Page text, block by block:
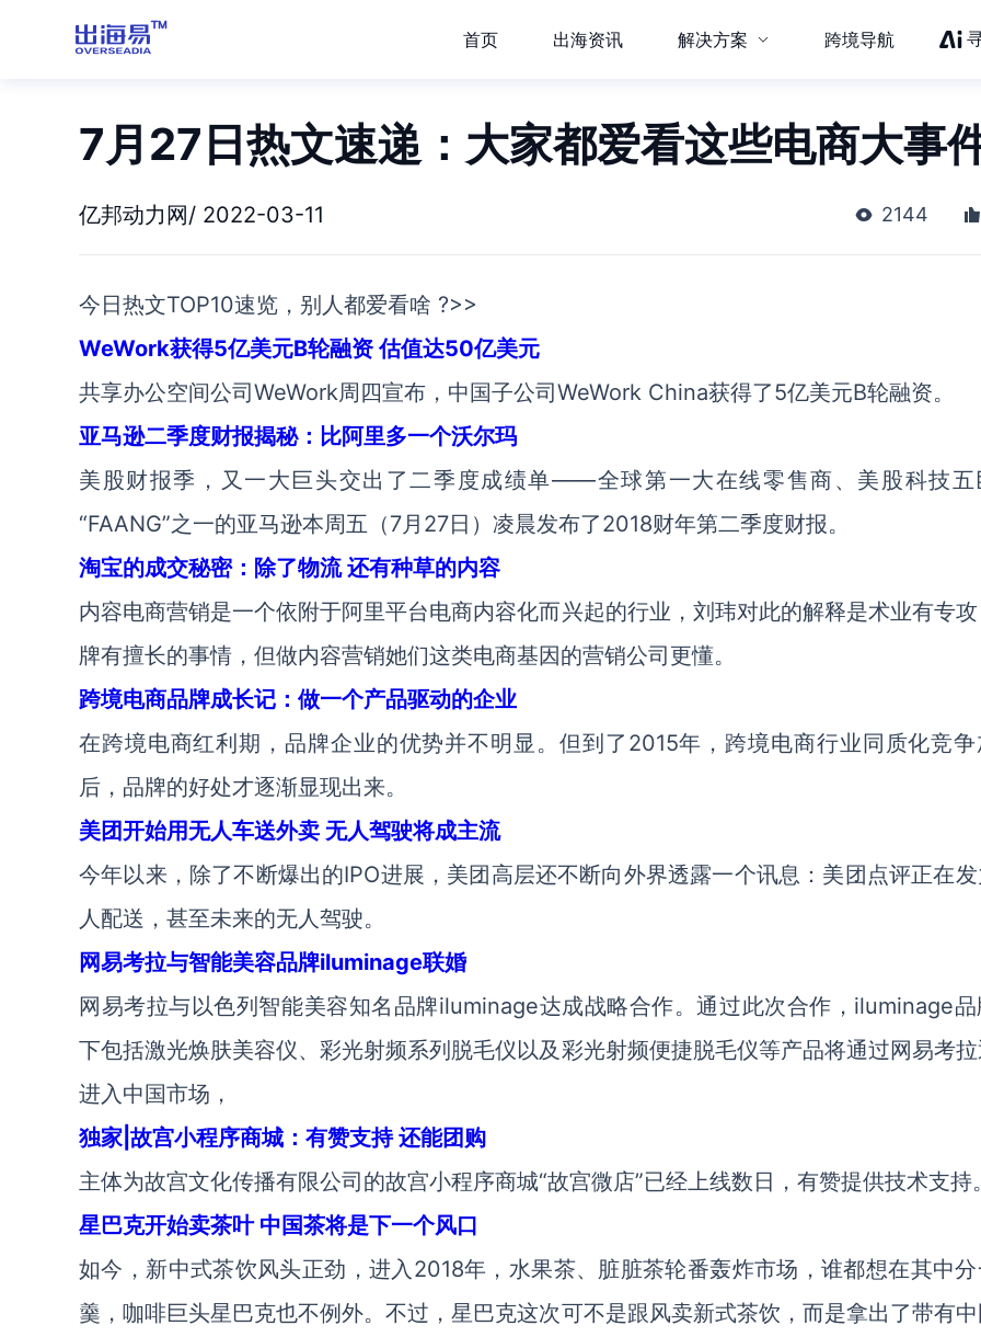
首页 出海资讯 解决方案 跨境导航
7月27日热文速递：大家都爱看这些电商大事
亿邦动力网/ 2022-03-11 2144
今日热文TOP10速览，别人都爱看啥 ?>>
WeWork获得5亿美元B轮融资 估值达50亿美元
共享办公空间公司WeWork周四宣布，中国子公司WeWork China获得了5亿美元B轮融资。
亚马逊二季度财报揭秘：比阿里多一个沃尔玛
美股财报季，又一大巨头交出了二季度成绩单——全球第一大在线零售商、美股科技五
“FAANG”之一的亚马逊本周五（7月27日）凌晨发布了2018财年第二季度财报。
淘宝的成交秘密：除了物流 还有种草的内容
内容电商营销是一个依附于阿里平台电商内容化而兴起的行业，刘玮对此的解释是术业有专
牌有擅长的事情，但做内容营销她们这类电商基因的营销公司更懂。
跨境电商品牌成长记：做一个产品驱动的企业
在跨境电商红利期，品牌企业的优势并不明显。但到了2015年，跨境电商行业同质化竞
后，品牌的好处才逐渐显现出来。
美团开始用无人车送外卖 无人驾驶将成主流
今年以来，除了不断爆出的IPO进展，美团高层还不断向外界透露一个讯息：美团点评正在
人配送，甚至未来的无人驾驶。
网易考拉与智能美容品牌iluminage联婚
网易考拉与以色列智能美容知名品牌iluminage达成战略合作。通过此次合作，iluminage
下包括激光焕肤美容仪、彩光射频系列脱毛仪以及彩光射频便捷脱毛仪等产品将通过网易考
进入中国市场，
独家|故宫小程序商城：有赞支持 还能团购
主体为故宫文化传播有限公司的故宫小程序商城“故宫微店”已经上线数日，有赞提供技术支持
星巴克开始卖茶叶 中国茶将是下一个风口
如今，新中式茶饮风头正劲，进入2018年，水果茶、脏脏茶轮番轰炸市场，谁都想在其中
羹，咖啡巨头星巴克也不例外。不过，星巴克这次可不是跟风卖新式茶饮，而是拿出了带有